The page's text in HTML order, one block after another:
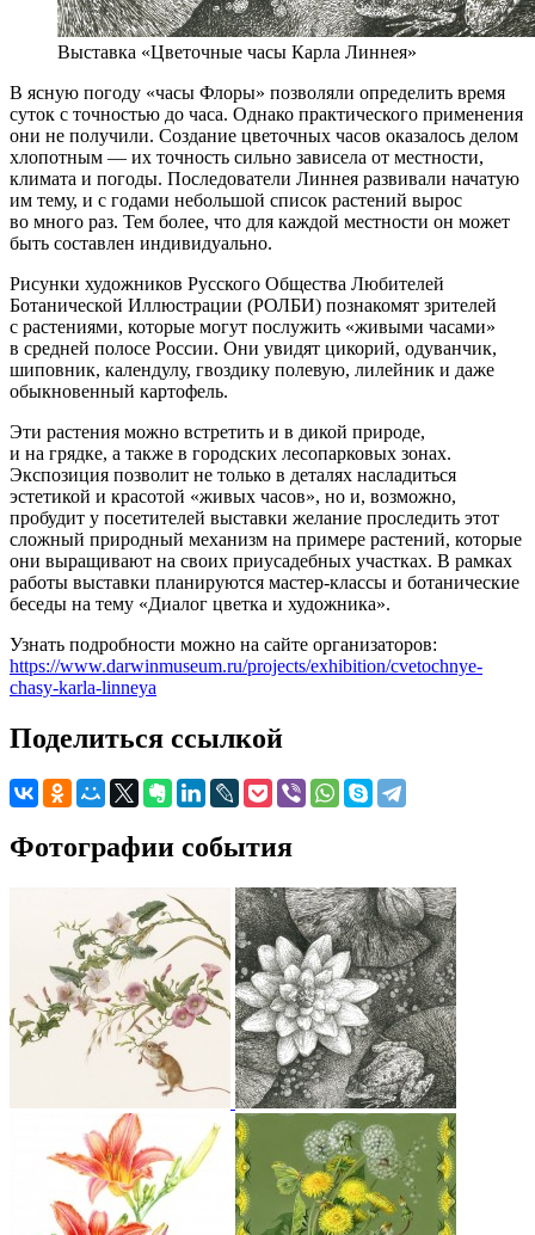
Выставка «Цветочные часы Карла Линнея»
В ясную погоду «часы Флоры» позволяли определить время
суток с точностью до часа. Однако практического применения
они не получили. Создание цветочных часов оказалось делом
хлопотным — их точность сильно зависела от местности,
климата и погоды. Последователи Линнея развивали начатую
им тему, и с годами небольшой список растений вырос
во много раз. Тем более, что для каждой местности он может
быть составлен индивидуально.
Рисунки художников Русского Общества Любителей
Ботанической Иллюстрации (РОЛБИ) познакомят зрителей
с растениями, которые могут послужить «живыми часами»
в средней полосе России. Они увидят цикорий, одуванчик,
шиповник, календулу, гвоздику полевую, лилейник и даже
обыкновенный картофель.
Эти растения можно встретить и в дикой природе,
и на грядке, а также в городских лесопарковых зонах.
Экспозиция позволит не только в деталях насладиться
эстетикой и красотой «живых часов», но и, возможно,
пробудит у посетителей выставки желание проследить этот
сложный природный механизм на примере растений, которые
они выращивают на своих приусадебных участках. В рамках
работы выставки планируются мастер-классы и ботанические
беседы на тему «Диалог цветка и художника».
Узнать подробности можно на сайте организаторов:
https://www.darwinmuseum.ru/projects/exhibition/cvetochnye-
chasy-karla-linneya
Поделиться ссылкой
Фотографии события